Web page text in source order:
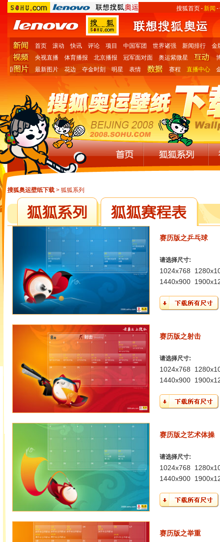
搜狐首页- 新闻 -
首页 滚动 快讯 评论 项目 中国军团 世界诸强 新闻排行
金
央视直播
体育播报 北京播报 冠军面对面 奥运紫微星
国
最新图片 花边 夺金时刻 明星 表情 赛程 直播中心
搜狐奥运壁纸下载 > 狐狐系列
赛历版之乒乓球
请选择尺寸:
1024x768
1440x900
赛历版之射击
请选择尺寸:
1024x768
1440x900
赛历版之艺术体操
请选择尺寸:
1024x768
1440x900
赛历版之举重